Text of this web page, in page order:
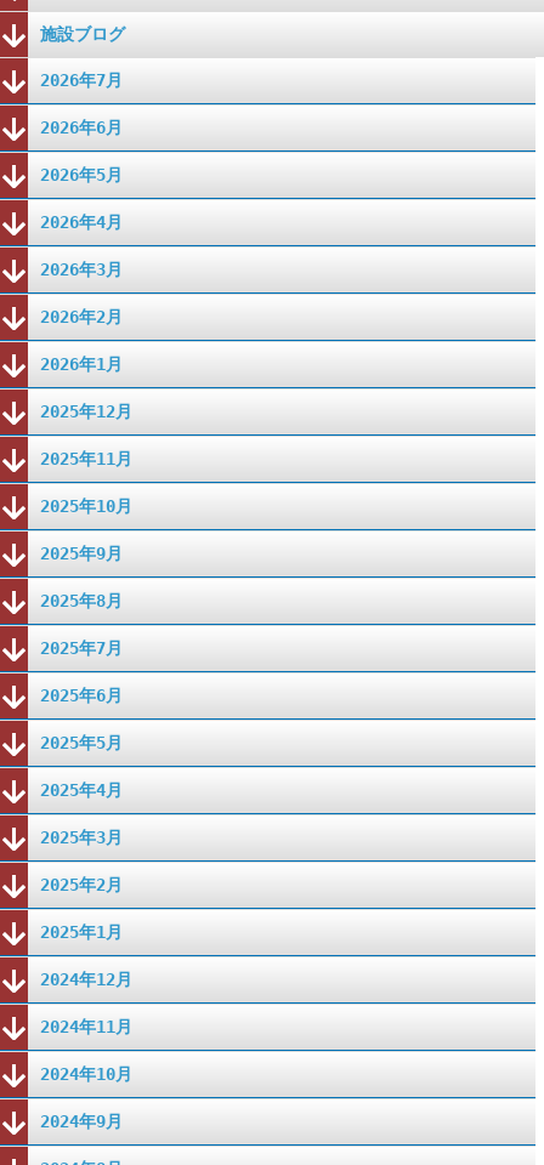
施設ブログ
2026年7月
2026年6月
2026年5月
2026年4月
2026年3月
2026年2月
2026年1月
2025年12月
2025年11月
2025年10月
2025年9月
2025年8月
2025年7月
2025年6月
2025年5月
2025年4月
2025年3月
2025年2月
2025年1月
2024年12月
2024年11月
2024年10月
2024年9月